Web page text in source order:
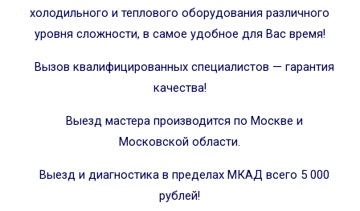
холодильного и теплового оборудования различного
уровня сложности, в самое удобное для Вас время!
Вызов квалифицированных специалистов — гарантия
качества!
Выезд мастера производится по Москве и
Московской области.
Выезд и диагностика в пределах МКАД всего 5 000
рублей!